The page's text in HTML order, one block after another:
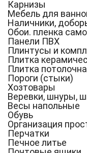
Карнизы
Мебель для
Наличники,
Обои. пленка
Панели ПВХ
Плинтусы и
Плитка
Плитка
Пороги (стыки)
Хозтовары
Веревки, шнуры,
Весы напольные
Обувь
Организация
Перчатки
Печное литье